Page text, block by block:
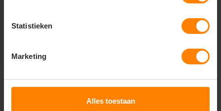
Statistieken
Marketing
Alles toestaan
Klantenservice